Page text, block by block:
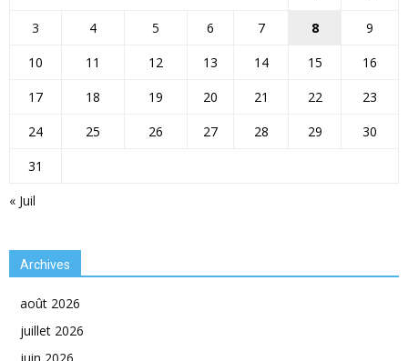
« Juil
3
4 5 6 7 8
9
10
11 12 13 14 15
16
17
18 19 20 21 22
23
24
25 26 27 28 29
30
31
Archives
août 2026
juillet 2026